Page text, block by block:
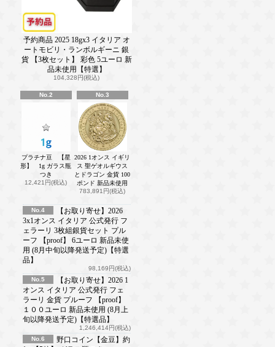
予約商品 2025 18gx3 イタリア オ
ートモビリ・ランボルギーニ 銀
貨 【3枚セット】 彩色 5ユーロ 新
品未使用【特選】
104,328円(税込)
No.2
プラチナ豆 【星
形】 1g ガラス瓶
つき
12,421円(税込)
No.3
2026 1オンス イギリ
ス 聖ゲオルギウス
とドラゴン 金貨 100
ポンド 新品未使用
783,891円(税込)
No.4
【お取り寄せ】2026
3x1オンス イタリア 公式発行 フ
ェラーリ 3枚組銀貨セット プル
ーフ 【proof】 6ユーロ 新品未使
用 (8月中旬以降発送予定)【特選
品】
98,169円(税込)
No.5
【お取り寄せ】2026 1
オンス イタリア 公式発行 フェ
ラーリ 金貨 プルーフ 【proof】
１００ユーロ 新品未使用 (8月上
旬以降発送予定)【特選品】
1,246,414円(税込)
No.6
野口コイン【金豆】約